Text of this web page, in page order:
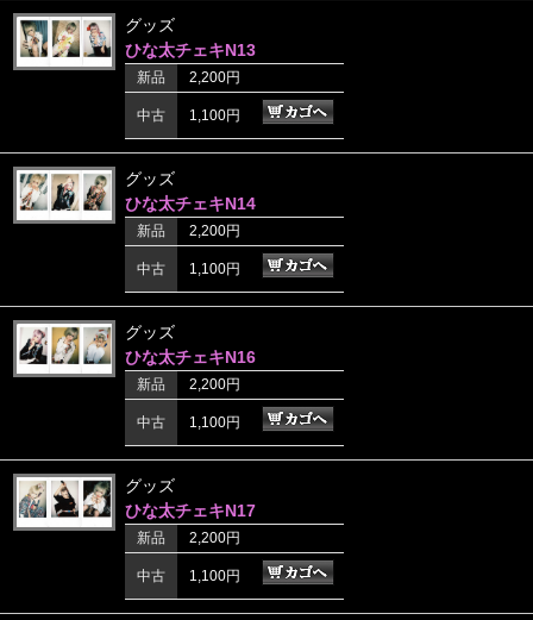
グッズ
ひな太チェキN13
新品 2,200円
中古 1,100円
グッズ
ひな太チェキN14
新品 2,200円
中古 1,100円
グッズ
ひな太チェキN16
新品 2,200円
中古 1,100円
グッズ
ひな太チェキN17
新品 2,200円
中古 1,100円